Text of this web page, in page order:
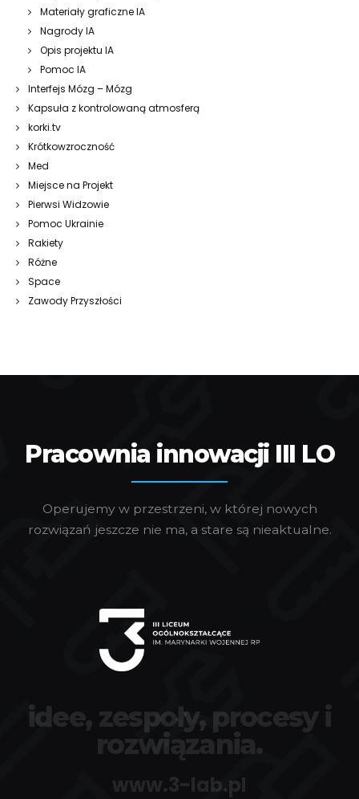
Materiały graficzne IA
Nagrody IA
Opis projektu IA
Pomoc IA
Interfejs Mózg – Mózg
Kapsuła z kontrolowaną atmosferą
korki.tv
Krótkowzroczność
Med
Miejsce na Projekt
Pierwsi Widzowie
Pomoc Ukrainie
Rakiety
Różne
Space
Zawody Przyszłości
Pracownia innowacji III LO
Operujemy w przestrzeni, w której nowych
rozwiązań jeszcze nie ma, a stare są nieaktualne.
idee, zespoły, procesy i
rozwiązania.
www.3-lab.pl